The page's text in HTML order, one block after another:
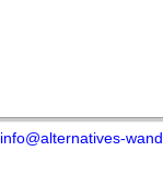
info@alternatives-